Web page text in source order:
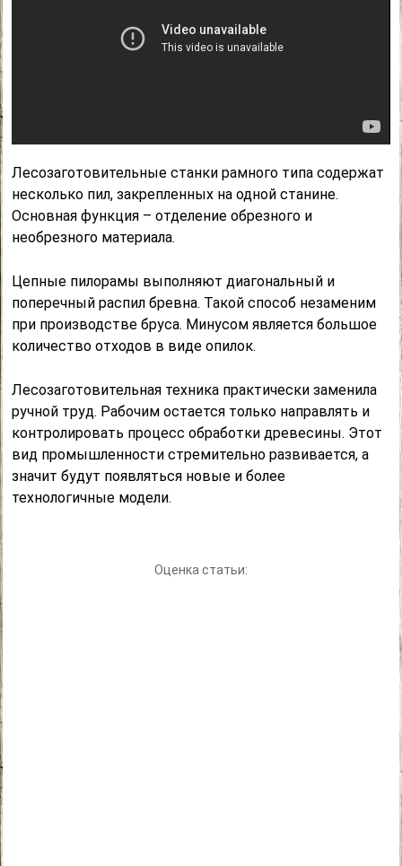
Лесозаготовительные станки рамного типа содержат
несколько пил, закрепленных на одной станине.
Основная функция – отделение обрезного и
необрезного материала.
Цепные пилорамы выполняют диагональный и
поперечный распил бревна. Такой способ незаменим
при производстве бруса. Минусом является большое
количество отходов в виде опилок.
Лесозаготовительная техника практически заменила
ручной труд. Рабочим остается только направлять и
контролировать процесс обработки древесины. Этот
вид промышленности стремительно развивается, а
значит будут появляться новые и более
технологичные модели.
Оценка статьи: